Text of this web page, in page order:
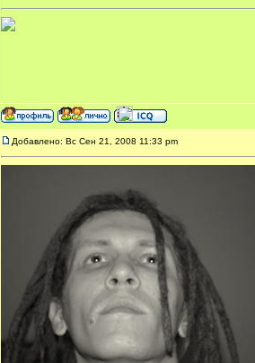
Добавлено: Вс Сен 21, 2008 11:33 pm